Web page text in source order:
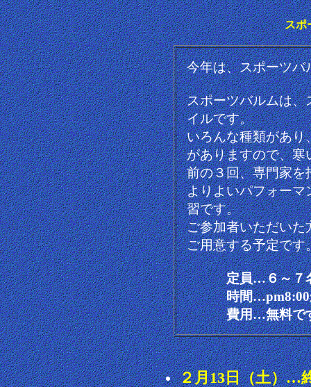
スポ
今年は、スポーツバ
スポーツバルムは、
イルです。
いろんな種類があり
がありますので、寒
前の３回、専門家を
よりよいパフォーマ
習です。
ご参加者いただいた
ご用意する予定です
定員…６～７
時間…pm8:00か
費用…無料で
２月13日（土）…